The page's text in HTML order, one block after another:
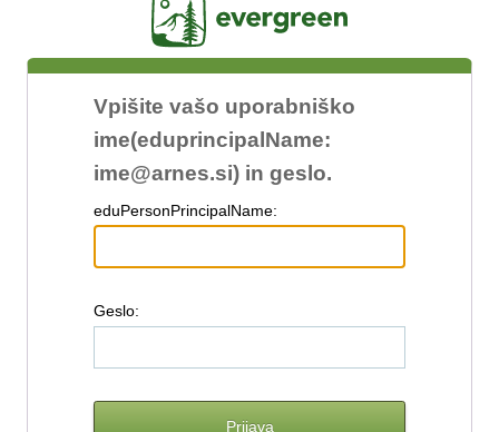
Vpišite vašo uporabniško
ime(eduprincipalName:
ime@arnes.si) in geslo.
eduPersonPrincipalName:
Geslo: